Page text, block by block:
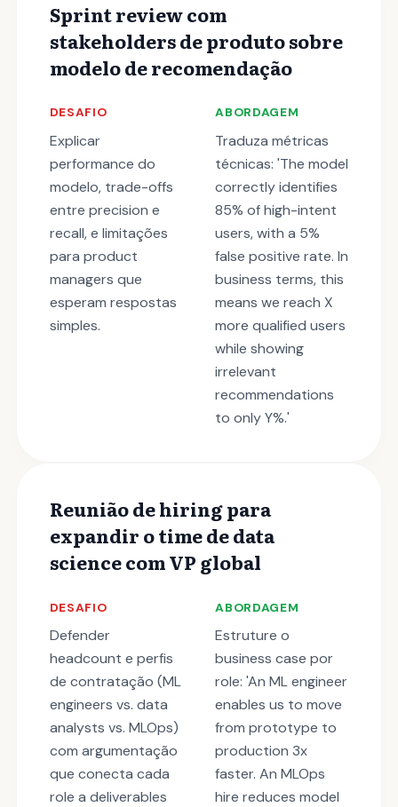
Sprint review com
stakeholders de produto sobre
modelo de recomendação
DESAFIO
Explicar
performance do
modelo, trade-offs
entre precision e
recall, e limitações
para product
managers que
esperam respostas
simples.
ABORDAGEM
Traduza métricas
técnicas: 'The model
correctly identifies
85% of high-intent
users, with a 5%
false positive rate. In
business terms, this
means we reach X
more qualified users
while showing
irrelevant
recommendations
to only Y%.'
Reunião de hiring para
expandir o time de data
science com VP global
DESAFIO
Defender
headcount e perfis
de contratação (ML
engineers vs. data
analysts vs. MLOps)
com argumentação
que conecta cada
role a deliverables
ABORDAGEM
Estruture o
business case por
role: 'An ML engineer
enables us to move
from prototype to
production 3x
faster. An MLOps
hire reduces model